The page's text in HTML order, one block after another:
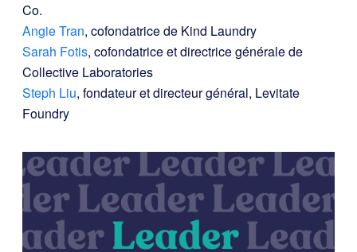
Co.
Angie Tran, cofondatrice de Kind Laundry
Sarah Fotis, cofondatrice et directrice générale de
Collective Laboratories
Steph Liu, fondateur et directeur général, Levitate
Foundry